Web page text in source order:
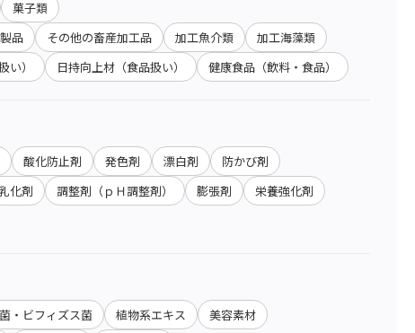
菓子類
品 その他の畜産加工品 加工魚介類 加工海藻類
い） 日持向上材（食品扱い） 健康食品（飲料・食品）
酸化防止剤 発色剤 漂白剤 防かび剤
化剤 調整剤（ｐＨ調整剤） 膨張剤 栄養強化剤
・ビフィズス菌 植物系エキス 美容素材